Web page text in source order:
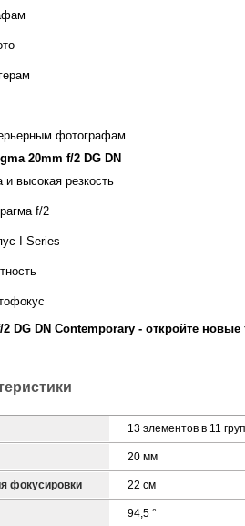
фотографам
20mm f/2 DG DN
и высокая резкость
f/2
I-Series
DG DN Contemporary - откройте
13 элементов в 11
20 мм
фокусировки 22 см
94,5 °